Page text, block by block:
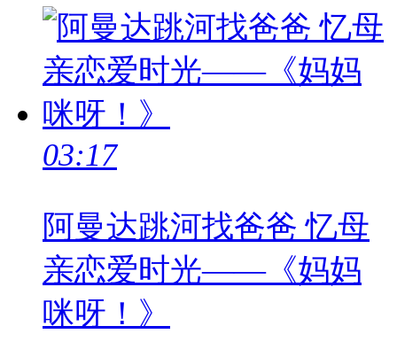
03:17
阿曼达跳河找爸爸 忆母
亲恋爱时光——《妈妈
咪呀！》